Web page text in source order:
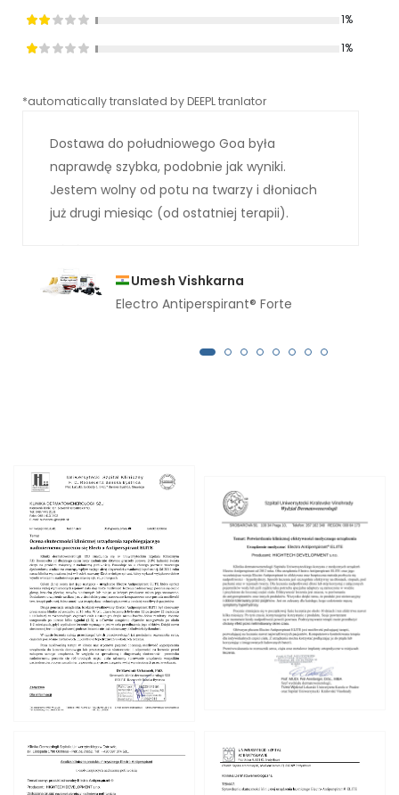
1%
1%
*automatically translated by DEEPL tranlator
Dostawa do południowego Goa była
naprawdę szybka, podobnie jak wyniki.
Jestem wolny od potu na twarzy i dłoniach
już drugi miesiąc (od ostatniej terapii).
Umesh Vishkarna
Electro Antiperspirant® Forte